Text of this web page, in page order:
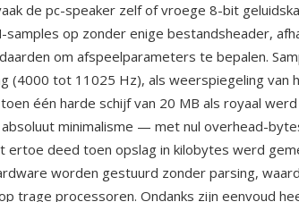
de pc-speaker zelf of vroege 8-bit
samples op zonder enige bestandsheader,
om afspeelparameters te bepalen.
(4000 tot 11025 Hz), als weerspiegeling van
één harde schijf van 20 MB als royaal
minimalisme — met nul overhead-
ertoe deed toen opslag in kilobytes werd
worden gestuurd zonder parsing,
trage processoren. Ondanks zijn eenvoud